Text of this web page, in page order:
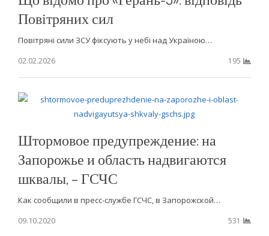
Повітряних сил
Повітряні сили ЗСУ фіксують у небі над Україною…
02.02.2026
195
Штормовое предупреждение: на
Запорожье и область надвигаются
шквалы, – ГСЧС
Как сообщили в пресс-службе ГСЧС, в Запорожской…
09.10.2020
531